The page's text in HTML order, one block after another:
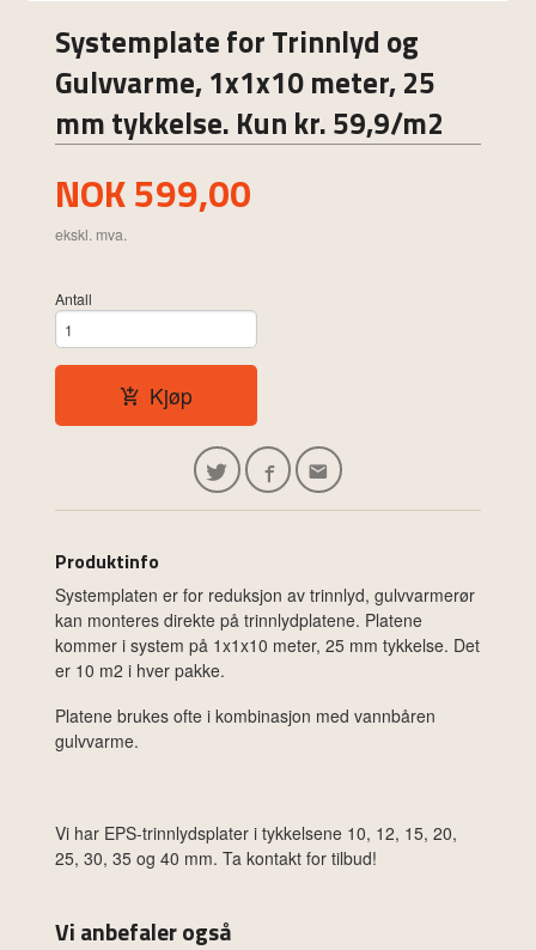
Systemplate for Trinnlyd og
Gulvvarme, 1x1x10 meter, 25
mm tykkelse. Kun kr. 59,9/m2
Pris
NOK599,00
ekskl. mva.
Antall
Kjøp
Produktinfo
Systemplaten er for reduksjon av trinnlyd, gulvvarmerør
kan monteres direkte på trinnlydplatene. Platene
kommer i system på 1x1x10 meter, 25 mm tykkelse. Det
er 10 m2 i hver pakke.
Platene brukes ofte i kombinasjon med vannbåren
gulvvarme.
Vi har EPS-trinnlydsplater i tykkelsene 10, 12, 15, 20,
25, 30, 35 og 40 mm. Ta kontakt for tilbud!
Vi anbefaler også